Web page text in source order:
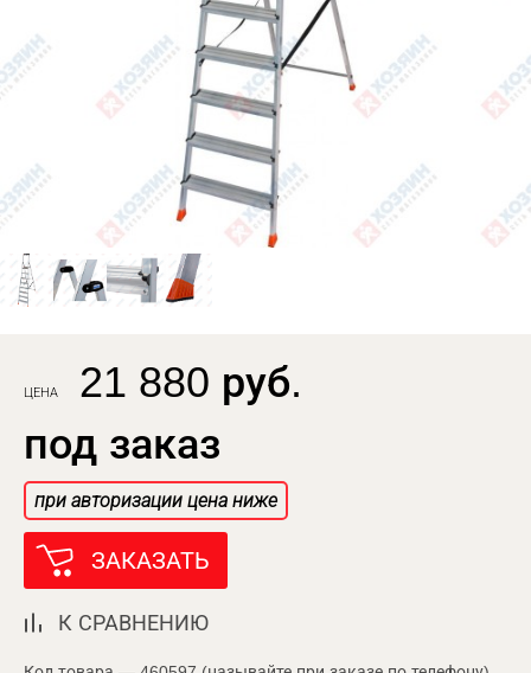
ЦЕНА
21 880 руб.
под заказ
при авторизации цена ниже
ЗАКАЗАТЬ
К СРАВНЕНИЮ